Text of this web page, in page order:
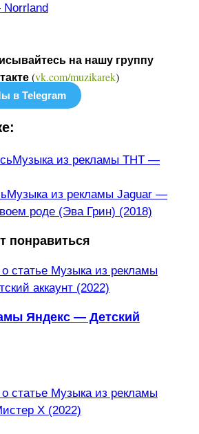
на нашу группу
(vk.com/muzikarek)
в Telegram
Музыка из рекламы ТНТ —
Музыка из рекламы Jaguar —
роде (Эва Грин) (2018)
понравиться
Яндекс — Детский